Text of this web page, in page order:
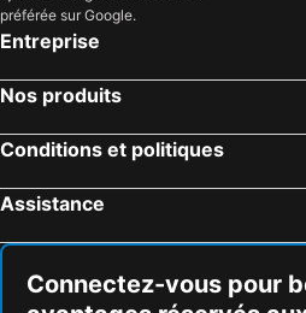
préférée sur Google.
Entreprise
Nos produits
Conditions et politiques
Assistance
Connectez-vous pour